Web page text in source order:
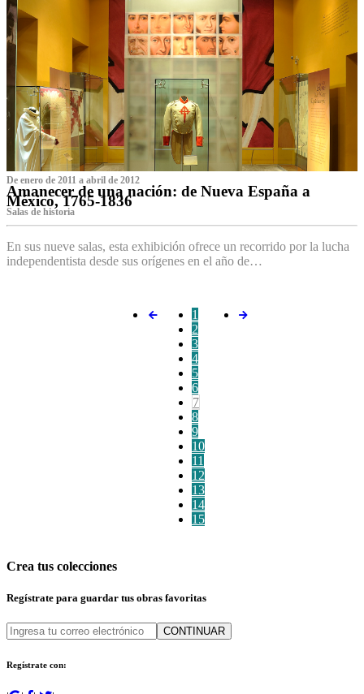
De enero de 2011 a abril de 2012
Amanecer de una nación: de Nueva España a
México, 1765-1836
Salas de historia
En sus nueve salas, esta exhibición ofrece un recorrido por la lucha
independentista desde sus orígenes en el año de…
1
2
3
4
5
6
7
8
9
10
11
12
13
14
15
Crea tus colecciones
Regístrate para guardar tus obras favoritas
CONTINUAR
Regístrate con: